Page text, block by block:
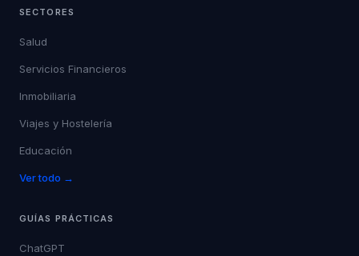
SECTORES
Salud
Servicios Financieros
Inmobiliaria
Viajes y Hostelería
Educación
Ver todo →
GUÍAS PRÁCTICAS
ChatGPT